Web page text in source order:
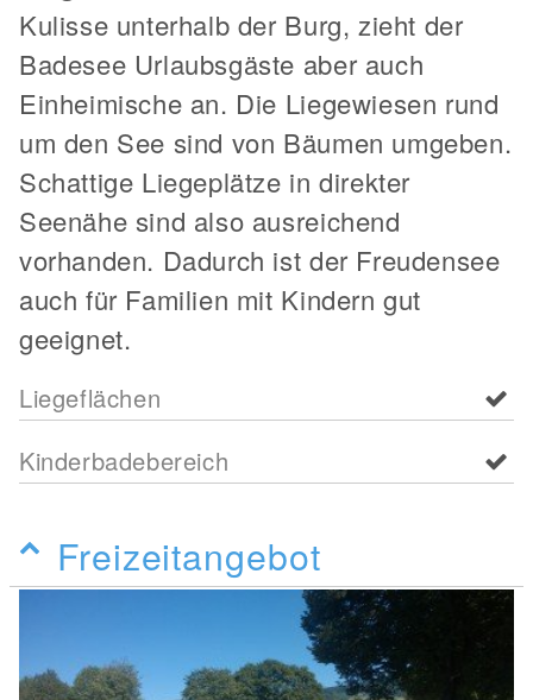
Kulisse unterhalb der Burg, zieht der
Badesee Urlaubsgäste aber auch
Einheimische an. Die Liegewiesen rund
um den See sind von Bäumen umgeben.
Schattige Liegeplätze in direkter
Seenähe sind also ausreichend
vorhanden. Dadurch ist der Freudensee
auch für Familien mit Kindern gut
geeignet.
Liegeflächen
Kinderbadebereich
Freizeitangebot